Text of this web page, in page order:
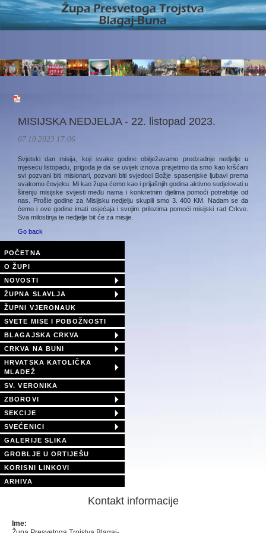
MISIJSKA NEDJELJA - 22. listopad 2023.
07.10.2023 17:06
Svjetski dan misija, koji svake godine obilježavamo predzadnje nedjelje u
mjesecu listopadu, prigoda je da se uvijek iznova prisjetimo da smo kao kršćani
svi pozvani biti misionari, pozvani biti svjedoci Božje spasenjske ljubavi prema
svakomu čovjeku. Mi kao župa ćemo kao i prijašnjih godina aktivno sudjelovati u
širenju misijske svijesti među nama i konkretnim djelima pomoći potrebitije od
nas. Prošle godine za Misijsku nedjelju skupili smo 3. 400 KM. Nadam se da
ćemo i ove godine imati osjećaja i svojim prilozima pomoći misijski rad Crkve.
Sva milostinja te nedjelje bit će za misije.
Go back
POČETNA
O ŽUPI
NOVOSTI
ŽUPNA SLAVLJA
ŽUPNI VJERONAUK
SVETE MISE I POBOŽNOSTI
BLAGAJSKA CRKVA
CRKVA NA BUNI
HRVATSKA KATOLIČKA
MLADEŽ
SV. VERONIKA
ZBOROVI
SEKCIJE
SVEĆENICI
GALERIJE SLIKA
GROBLJE U ORTIJEŠU
KORISNI LINKOVI
ARHIVA
Kontakt informacije
Ime: